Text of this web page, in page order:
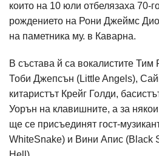
които на 10 юли отбелязаха 70-
рождението на Рони Джеймс
на паметника му. в Каварна.
В състава й са вокалистите
Тоби Джепсън (Little Angels),
китаристът Крейг Голди,
Уорън на клавишните, а за
ще се присъединят гост-
WhiteSnake) и Вини Апис (Black